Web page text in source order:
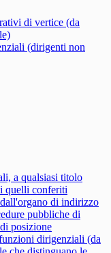
di vertice (da
(dirigenti non
a qualsiasi titolo
quelli conferiti
di indirizzo
pubbliche di
posizione
dirigenziali (da